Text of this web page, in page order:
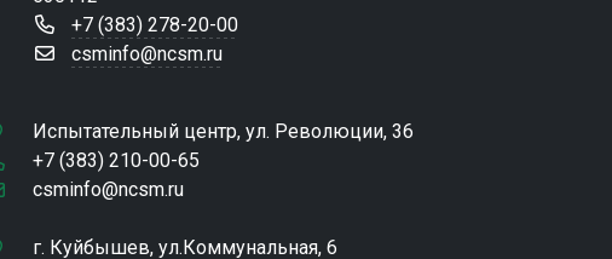
+7 (383) 278-20-00
csminfo@ncsm.ru
Испытательный центр, ул. Революции, 36
+7 (383) 210-00-65
csminfo@ncsm.ru
г. Куйбышев, ул.Коммунальная, 6